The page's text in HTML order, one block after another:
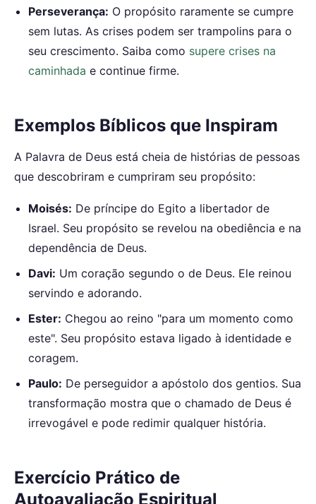
Perseverança: O propósito raramente se cumpre
sem lutas. As crises podem ser trampolins para o
seu crescimento. Saiba como supere crises na
caminhada e continue firme.
Exemplos Bíblicos que Inspiram
A Palavra de Deus está cheia de histórias de pessoas
que descobriram e cumpriram seu propósito:
Moisés: De príncipe do Egito a libertador de
Israel. Seu propósito se revelou na obediência e na
dependência de Deus.
Davi: Um coração segundo o de Deus. Ele reinou
servindo e adorando.
Ester: Chegou ao reino "para um momento como
este". Seu propósito estava ligado à identidade e
coragem.
Paulo: De perseguidor a apóstolo dos gentios. Sua
transformação mostra que o chamado de Deus é
irrevogável e pode redimir qualquer história.
Exercício Prático de
Autoavaliação Espiritual